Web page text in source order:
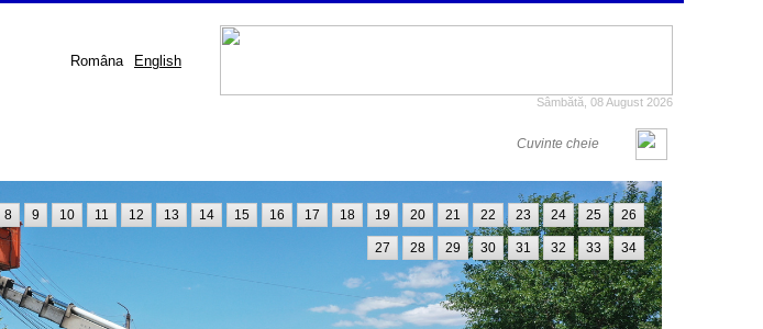
Româna English
Sâmbătă, 08 August 2026
8 9 10 11 12 13 14 15 16 17 18 19 20 21 22 23 24 25 26
27 28 29 30 31 32 33 34